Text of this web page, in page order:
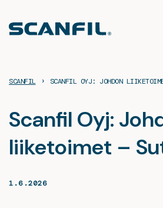
sisältöön
SCANFIL › SCANFIL OYJ: JOHDON
Scanfil Oyj:
liiketoimet –
1.6.2026